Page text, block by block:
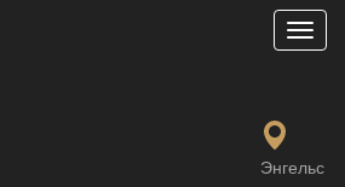
Меню
Энгельс